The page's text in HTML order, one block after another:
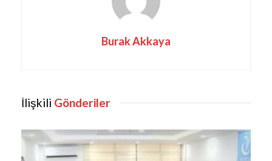
Burak Akkaya
İlişkili Gönderiler